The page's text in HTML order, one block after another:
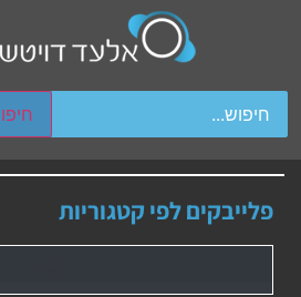
touch or with swipe gestures.
פלייבקים לפי קטגוריות